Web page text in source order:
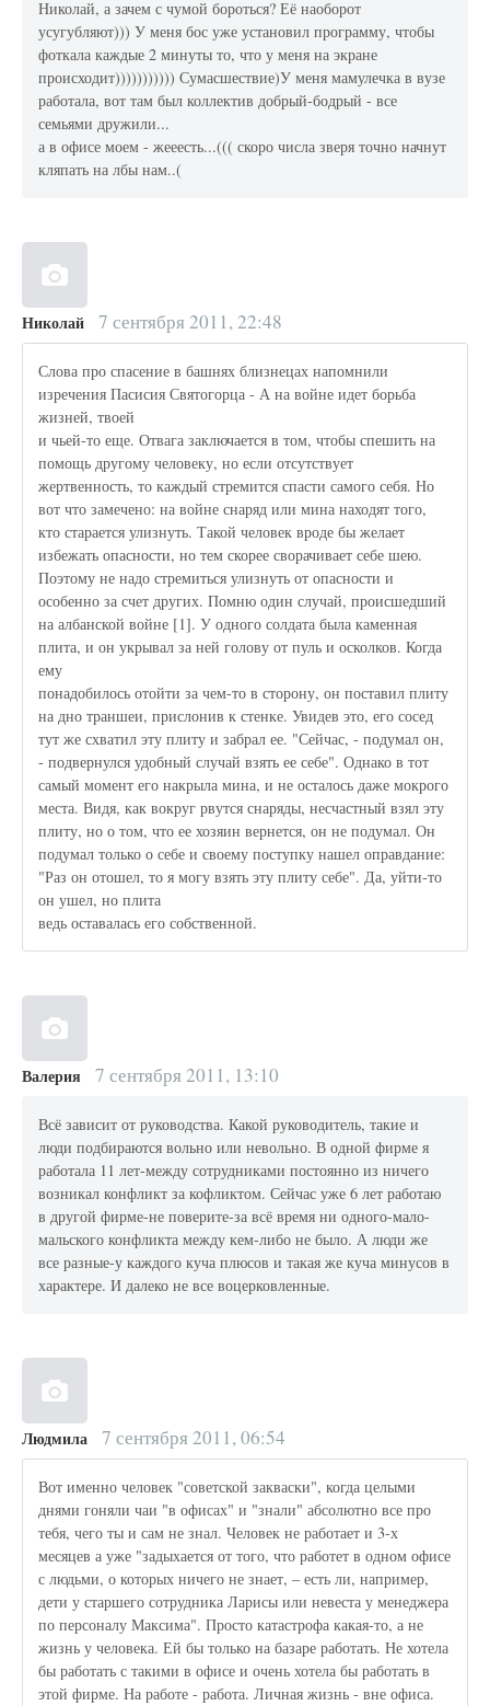
Николай, а зачем с чумой бороться? Её наоборот
усугубляют))) У меня бос уже установил программу, чтобы
фоткала каждые 2 минуты то, что у меня на экране
происходит))))))))))) Сумасшествие)У меня мамулечка в вузе
работала, вот там был коллектив добрый-бодрый - все
семьями дружили...
а в офисе моем - жееесть...((( скоро числа зверя точно начнут
кляпать на лбы нам..(
Николай 7 сентября 2011, 22:48
Слова про спасение в башнях близнецах напомнили
изречения Пасисия Святогорца - А на войне идет борьба
жизней, твоей
и чьей-то еще. Отвага заключается в том, чтобы спешить на
помощь другому человеку, но если отсутствует
жертвенность, то каждый стремится спасти самого себя. Но
вот что замечено: на войне снаряд или мина находят того,
кто старается улизнуть. Такой человек вроде бы желает
избежать опасности, но тем скорее сворачивает себе шею.
Поэтому не надо стремиться улизнуть от опасности и
особенно за счет других. Помню один случай, происшедший
на албанской войне [1]. У одного солдата была каменная
плита, и он укрывал за ней голову от пуль и осколков. Когда
ему
понадобилось отойти за чем-то в сторону, он поставил плиту
на дно траншеи, прислонив к стенке. Увидев это, его сосед
тут же схватил эту плиту и забрал ее. "Сейчас, - подумал он,
- подвернулся удобный случай взять ее себе". Однако в тот
самый момент его накрыла мина, и не осталось даже мокрого
места. Видя, как вокруг рвутся снаряды, несчастный взял эту
плиту, но о том, что ее хозяин вернется, он не подумал. Он
подумал только о себе и своему поступку нашел оправдание:
"Раз он отошел, то я могу взять эту плиту себе". Да, уйти-то
он ушел, но плита
ведь оставалась его собственной.
Валерия 7 сентября 2011, 13:10
Всё зависит от руководства. Какой руководитель, такие и
люди подбираются вольно или невольно. В одной фирме я
работала 11 лет-между сотрудниками постоянно из ничего
возникал конфликт за кофликтом. Сейчас уже 6 лет работаю
в другой фирме-не поверите-за всё время ни одного-мало-
мальского конфликта между кем-либо не было. А люди же
все разные-у каждого куча плюсов и такая же куча минусов в
характере. И далеко не все воцерковленные.
Людмила 7 сентября 2011, 06:54
Вот именно человек "советской закваски", когда целыми
днями гоняли чаи "в офисах" и "знали" абсолютно все про
тебя, чего ты и сам не знал. Человек не работает и 3-х
месяцев а уже "задыхается от того, что работет в одном офисе
с людьми, о которых ничего не знает, – есть ли, например,
дети у старшего сотрудника Ларисы или невеста у менеджера
по персоналу Максима". Просто катастрофа какая-то, а не
жизнь у человека. Ей бы только на базаре работать. Не хотела
бы работать с такими в офисе и очень хотела бы работать в
этой фирме. На работе - работа. Личная жизнь - вне офиса.